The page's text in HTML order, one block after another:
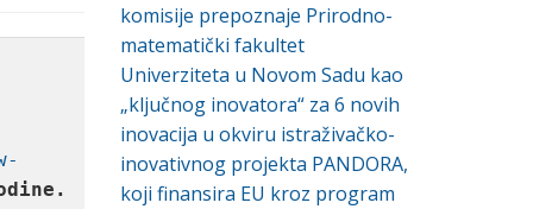
komisije prepoznaje Prirodno-
matematički fakultet
Univerziteta u Novom Sadu kao
„ključnog inovatora“ za 6 novih
inovacija u okviru istraživačko-
inovativnog projekta PANDORA,
koji finansira EU kroz program